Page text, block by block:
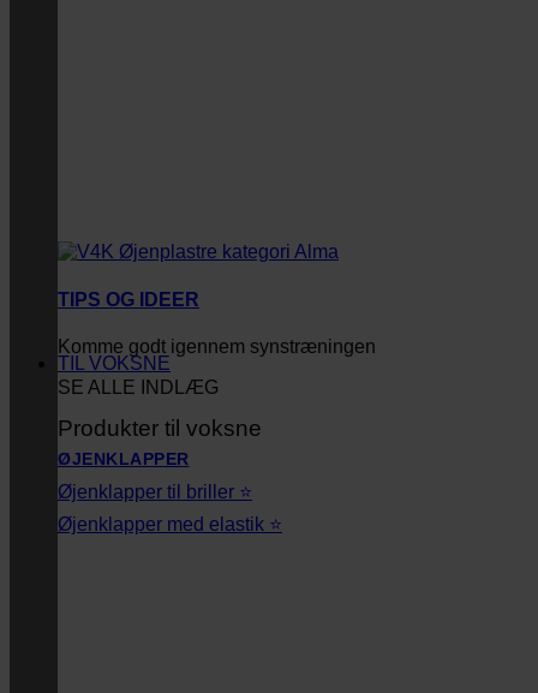
TIPS OG IDEER
Komme godt igennem synstræningen
SE ALLE INDLÆG
TIL VOKSNE
Produkter til voksne
ØJENKLAPPER
Øjenklapper til briller ⭐
Øjenklapper med elastik ⭐